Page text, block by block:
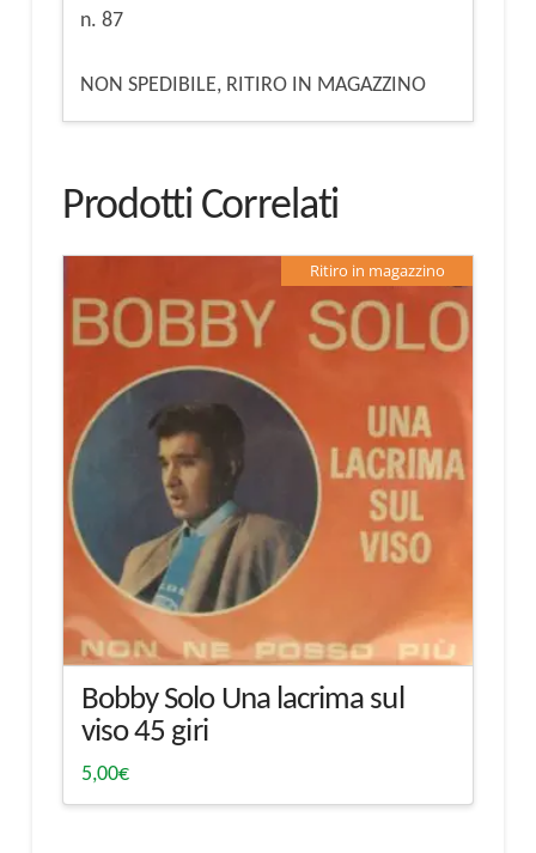
n. 87
NON SPEDIBILE, RITIRO IN MAGAZZINO
Prodotti Correlati
Ritiro in magazzino
Bobby Solo Una lacrima sul
viso 45 giri
5,00€